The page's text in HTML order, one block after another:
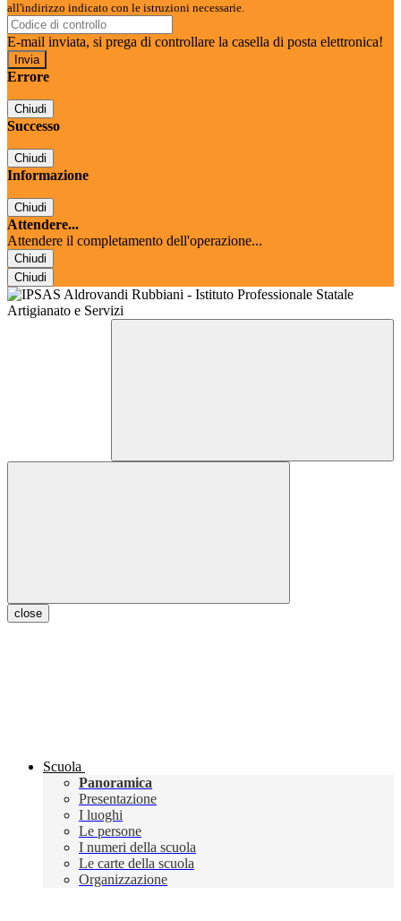
all'indirizzo indicato con le istruzioni necessarie.
E-mail inviata, si prega di controllare la casella di posta elettronica!
Errore
Chiudi
Successo
Chiudi
Informazione
Chiudi
Attendere...
Attendere il completamento dell'operazione...
Chiudi
Chiudi
close
Scuola
Panoramica
Presentazione
I luoghi
Le persone
I numeri della scuola
Le carte della scuola
Organizzazione